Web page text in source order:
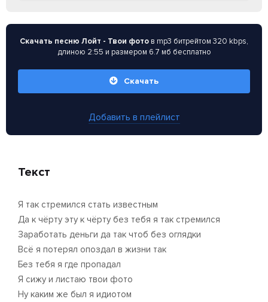
Скачать песню Лойт - Твои фото в mp3 битрейтом 320 kbps,
длиною 2:55 и размером 6.7 мб бесплатно
Скачать
Добавить в плейлист
Текст
Я так стремился стать известным
Да к чёрту эту к чёрту без тебя я так стремился
Заработать деньги да так чтоб без оглядки
Всё я потерял опоздал в жизни так
Без тебя я где пропадал
Я сижу и листаю твои фото
Ну каким же был я идиотом